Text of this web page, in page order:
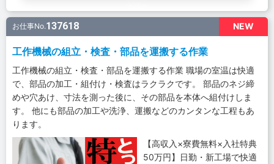
NEW
お仕事No.137618
工作機械の組立・検査・部品を運搬する作業
工作機械の組立・検査・部品を運搬する作業 職場の室温は快適
で、部品の加工・組付け・検査はラクラクです。 部品のネジ締
めや穴あけ、寸法を測った後に、その部品を本体へ組付けしま
す。 他にも部品の加工や洗浄、運搬などのカンタンな工程もあ
ります。
【高収入×寮費無料×入社特典
50万円】日勤・新工場で快適